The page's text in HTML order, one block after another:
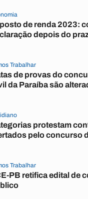
de renda 2023:
depois do
Trabalhar
de provas do
da Paraíba são
protestam
pelo concurso
Trabalhar
PB retifica edital de